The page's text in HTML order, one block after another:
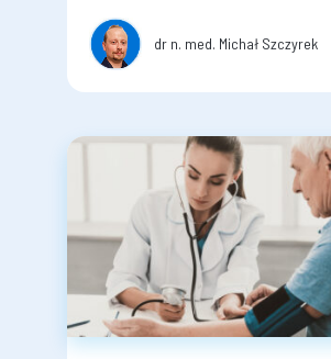
dr n. med. Michał Szczyrek